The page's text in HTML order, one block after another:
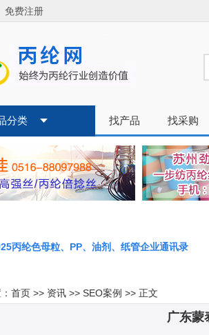
丙纶色母粒、PP、油剂、纸管企业通讯录
首页 >> 资讯 >> SEO案例 >> 正文
广东蒙